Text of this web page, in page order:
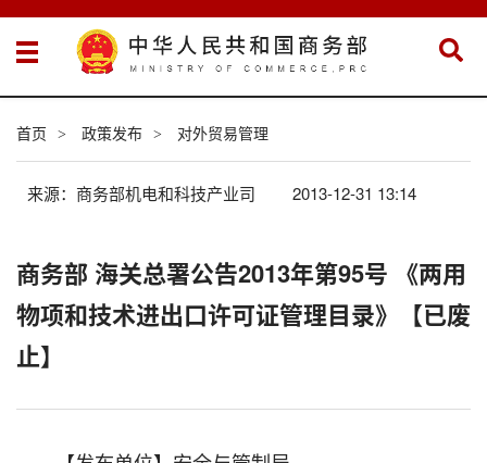
首页 > 政策发布 > 对外贸易管理
来源：商务部机电和科技产业司 2013-12-31 13:14
商务部 海关总署公告2013年第95号 《两用
物项和技术进出口许可证管理目录》【已废
止】